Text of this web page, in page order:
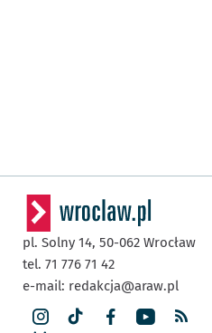
pl. Solny 14, 50-062 Wrocław
tel. 71 776 71 42
e-mail: redakcja@araw.pl